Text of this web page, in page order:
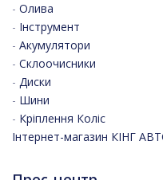
- Олива
- Інструмент
- Акумулятори
- Склоочисники
- Диски
- Шини
- Кріплення Коліс
Інтернет-магазин КІНГ